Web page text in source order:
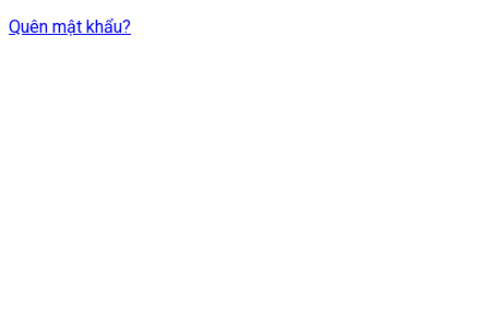
Quên mật khẩu?